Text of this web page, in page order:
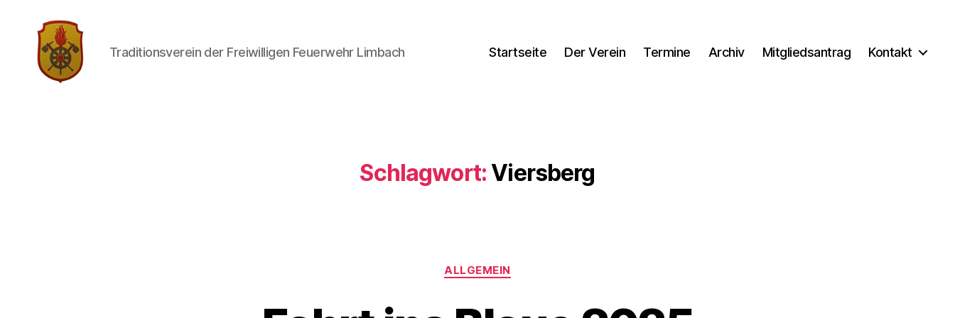
Traditionsverein der Freiwilligen Feuerwehr Limbach Startseite Der Verein Termine Archiv Mitgliedsantrag Kontakt
Schlagwort: Viersberg
Kategorien
ALLGEMEIN